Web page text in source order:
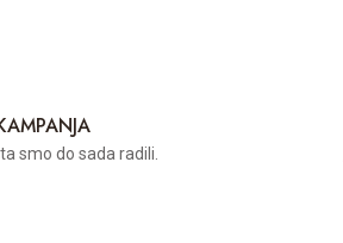
smo do sada radili.